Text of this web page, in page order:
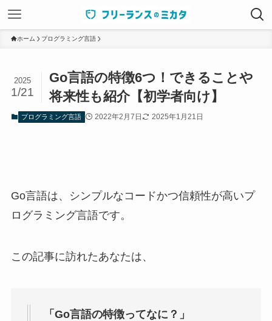
ホーム プログラミング言語
Go言語の特徴6つ！できることや
将来性も紹介【初学者向け】
2025
1/21
プログラミング言語 2022年2月7日 2025年1月21日
Go言語は、シンプルなコードかつ信頼性が高いプ
ログラミング言語です。
この記事に訪れたあなたは、
「Go言語の特徴ってなに？」